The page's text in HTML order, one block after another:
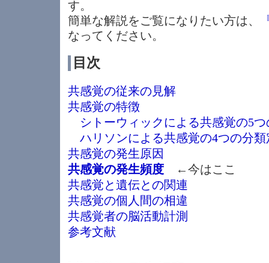
す。
簡単な解説をご覧になりたい方は、
なってください。
目次
共感覚の従来の見解
共感覚の特徴
シトーウィックによる共感覚の5つ
ハリソンによる共感覚の4つの分類
共感覚の発生原因
共感覚の発生頻度 ←今はここ
共感覚と遺伝との関連
共感覚の個人間の相違
共感覚者の脳活動計測
参考文献